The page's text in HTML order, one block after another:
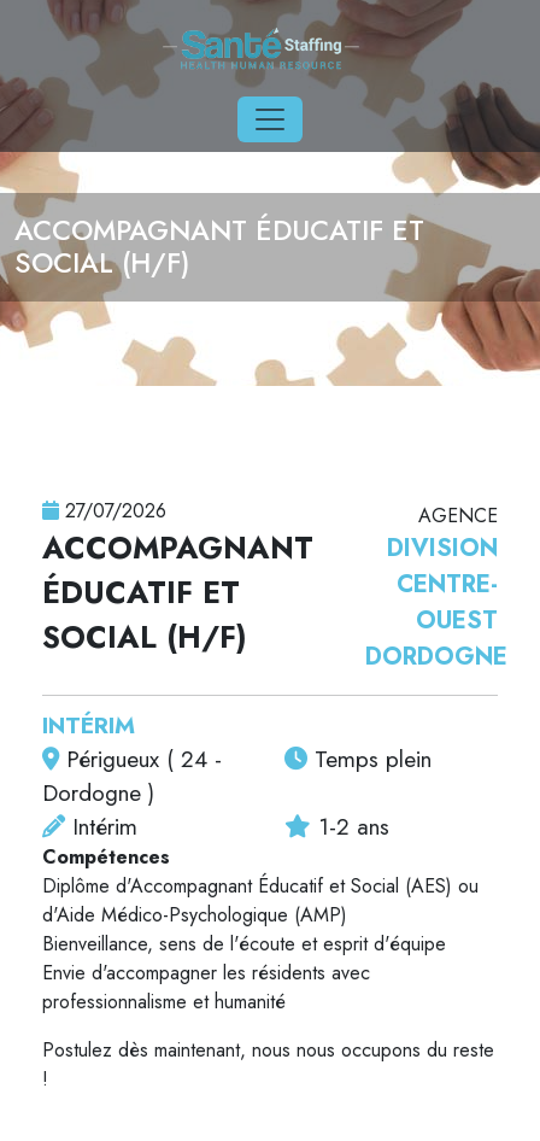
Aller au contenu principal
ACCOMPAGNANT ÉDUCATIF ET
SOCIAL (H/F)
27/07/2026
ACCOMPAGNANT
ÉDUCATIF ET
SOCIAL (H/F)
AGENCE
DIVISION
CENTRE-
OUEST
DORDOGNE
INTÉRIM
Périgueux ( 24 -
Dordogne )
Temps plein
Intérim
1-2 ans
Compétences
Diplôme d'Accompagnant Éducatif et Social (AES) ou
d'Aide Médico-Psychologique (AMP)
Bienveillance, sens de l'écoute et esprit d'équipe
Envie d'accompagner les résidents avec
professionnalisme et humanité
Postulez dès maintenant, nous nous occupons du reste
!